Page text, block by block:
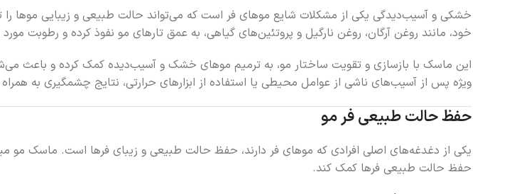
خشکی و آسیب‌دیدگی یکی از مشکلات شایع موهای فر است که می‌تواند حالت طبیعی و زیبایی موها
خود، مانند روغن آرگان، روغن نارگیل و پروتئین‌های گیاهی، به عمق تارهای مو نفوذ کرده و رطوبت مورد
این ماسک با بازسازی و تقویت ساختار مو، به ترمیم موهای خشک و آسیب‌دیده کمک کرده و باعث
ویژه پس از آسیب‌های ناشی از عوامل محیطی یا استفاده از ابزارهای حرارتی، نتایج چشمگیری به
حفظ حالت طبیعی فر مو
یکی از دغدغه‌های اصلی افرادی که موهای فر دارند، حفظ حالت طبیعی و زیبای فرها است. ماسک مو
حفظ حالت طبیعی فرها کمک کند.